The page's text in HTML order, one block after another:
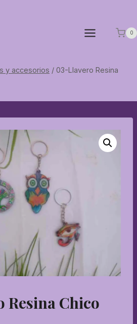
0
y accesorios / 03-Llavero Resina
Resina Chico